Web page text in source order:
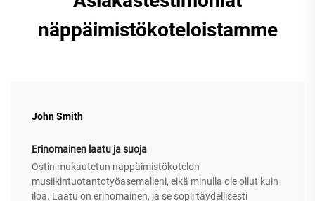
näppäimistökoteloistamme
John Smith
Erinomainen laatu ja suoja
Ostin mukautetun näppäimistökotelon
musiikintuotantotyöasemalleni, eikä minulla ole ollut kuin
iloa. Laatu on erinomainen, ja se sopii täydellisesti